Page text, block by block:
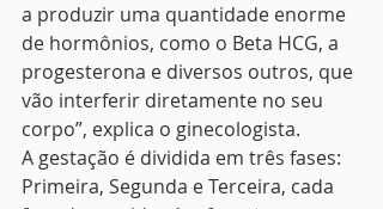
a produzir uma quantidade enorme
de hormônios, como o Beta HCG, a
progesterona e diversos outros, que
vão interferir diretamente no seu
corpo”, explica o ginecologista.
A gestação é dividida em três fases:
Primeira, Segunda e Terceira, cada